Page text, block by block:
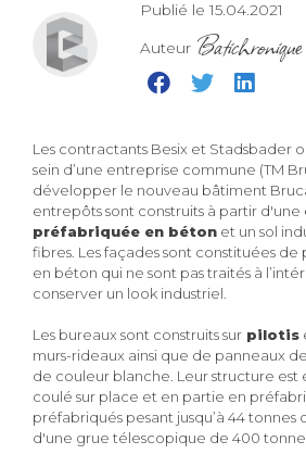
Publié le 15.04.2021
Auteur Batichronique
Les contractants Besix et Stadsbader
sein d’une entreprise commune (TM
développer le nouveau bâtiment
entrepôts sont construits à partir d'une
préfabriquée en béton et un sol
fibres. Les façades sont constituées de
en béton qui ne sont pas traités à
conserver un look industriel.
Les bureaux sont construits sur pilotis
murs-rideaux ainsi que de panneaux
de couleur blanche. Leur structure
coulé sur place et en partie en
préfabriqués pesant jusqu’à 44 tonnes
d'une grue télescopique de 400